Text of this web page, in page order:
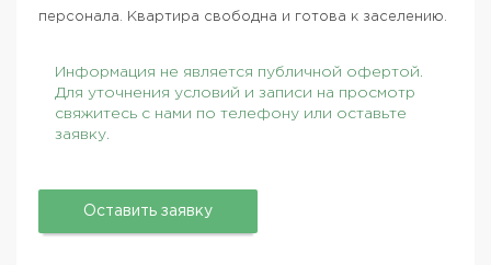
персонала. Квартира свободна и готова к заселению.
Информация не является публичной офертой.
Для уточнения условий и записи на просмотр
свяжитесь с нами по телефону или оставьте
заявку.
Оставить заявку